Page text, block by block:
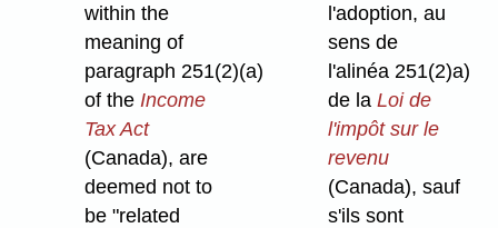
within the
meaning of
paragraph 251(2)⁠(a)
of the Income
Tax Act
(Canada), are
deemed not to
be "related
l'adoption, au
sens de
l'alinéa 251(2)a)
de laLoi de
l'impôt sur le
revenu
(Canada), sauf
s'ils sont